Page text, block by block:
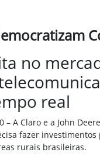
no
real
– A Claro e a John
fazer
rurais brasileiras.